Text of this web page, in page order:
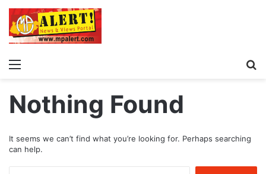
Menu
Nothing Found
It seems we can’t find what you’re looking for. Perhaps searching
can help.